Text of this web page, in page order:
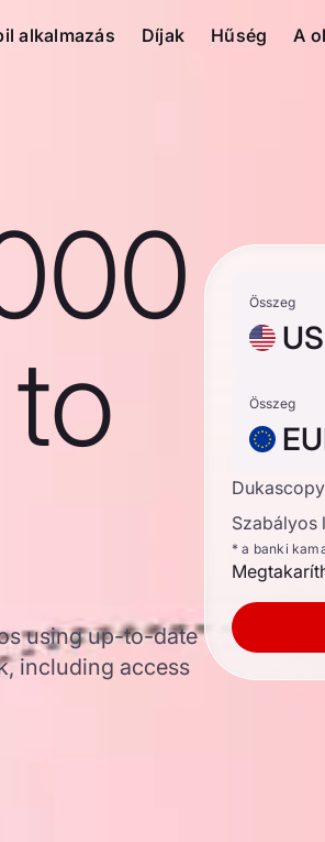
alkalmazás Díjak Hűség A
using up-to-date
including access
Összeg
Összeg
Szabályos
* a banki